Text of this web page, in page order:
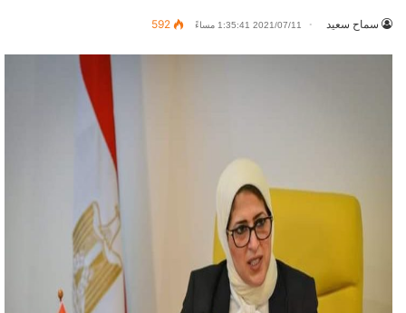
سماح سعيد 2021/07/11 1:35:41 مساءً 592